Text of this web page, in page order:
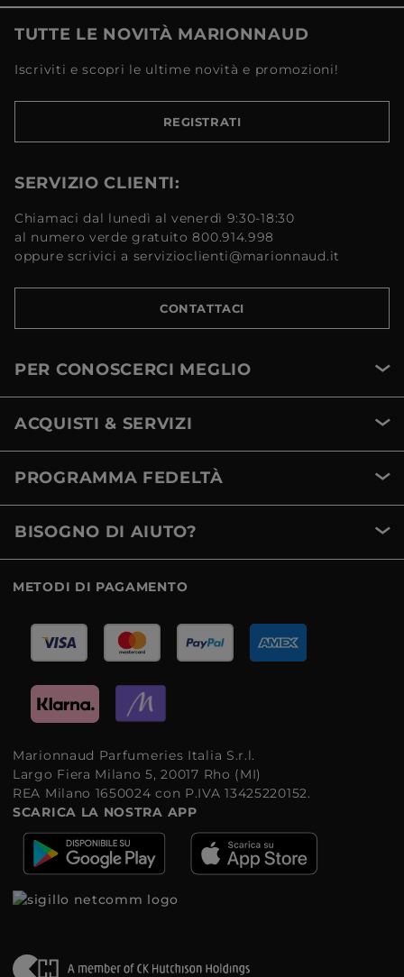
TUTTE LE NOVITÀ MARIONNAUD
Iscriviti e scopri le ultime novità e promozioni!
REGISTRATI
SERVIZIO CLIENTI:
Chiamaci dal lunedì al venerdì 9:30-18:30
al numero verde gratuito 800.914.998
oppure scrivici a servizioclienti@marionnaud.it
CONTATTACI
PER CONOSCERCI MEGLIO
ACQUISTI & SERVIZI
PROGRAMMA FEDELTÀ
BISOGNO DI AIUTO?
METODI DI PAGAMENTO
Marionnaud Parfumeries Italia S.r.l.
Largo Fiera Milano 5, 20017 Rho (MI)
REA Milano 1650024 con P.IVA 13425220152.
SCARICA LA NOSTRA APP